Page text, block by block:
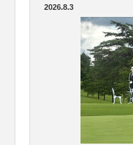
2026.8.3